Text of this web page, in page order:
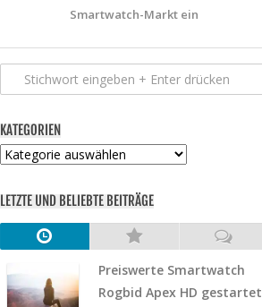
Smartwatch-Markt ein
KATEGORIEN
Kategorien
LETZTE UND BELIEBTE BEITRÄGE
Preiswerte Smartwatch
Rogbid Apex HD gestartet